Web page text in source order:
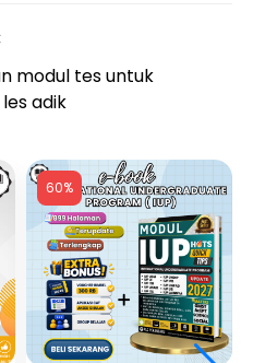
modul tes untuk
adik
60%